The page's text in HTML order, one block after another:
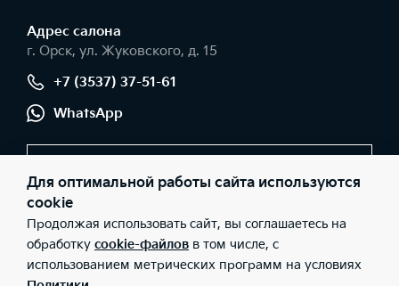
Адрес салонa
г. Орск, ул. Жуковского, д. 15
+7 (3537) 37-51-61
WhatsApp
© 2026 Юридические лица ЗАО «ЕвроСтрой» (Фактический
адрес: г. Орск, ул. Жуковского, д. 15; Телефон: +7 (3537) 37-51-61;
ИНН: 5614012335; ОГРН: 1025601931750), ООО «Киа Россия и
СНГ» (Фактический адрес: г.Москва, Валовая 26; Телефон: 8 800
Для оптимальной работы сайта используются
cookie
Продолжая использовать сайт, вы соглашаетесь на
обработку cookie-файлов в том числе, с
использованием метрических программ на условиях